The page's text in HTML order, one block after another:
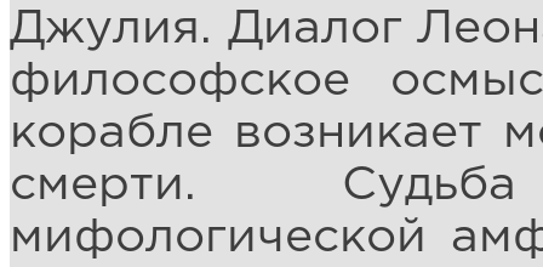
Джулия. Диалог
философское
корабле возникает
смерти.
мифологической